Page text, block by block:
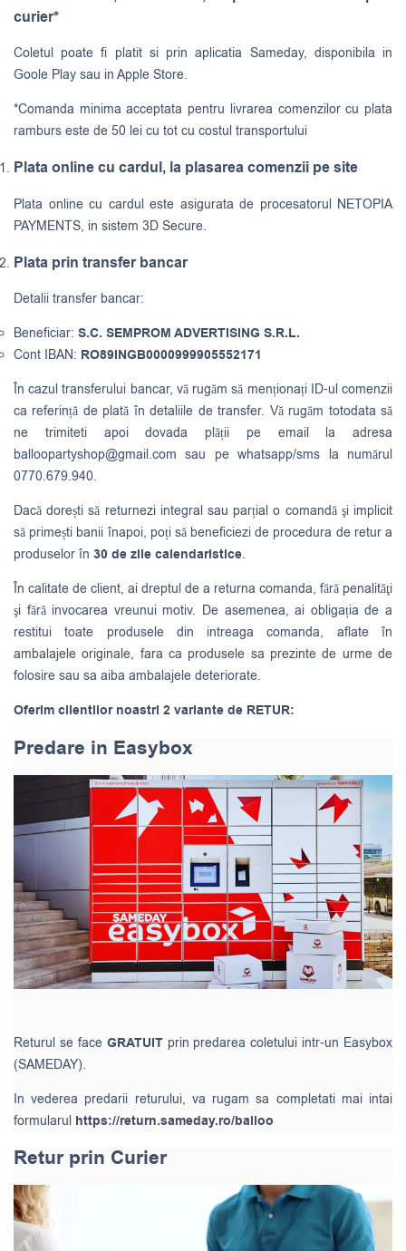
curier*
Coletul poate fi platit si prin aplicatia Sameday, disponibila in
Goole Play sau in Apple Store.
*Comanda minima acceptata pentru livrarea comenzilor cu plata
ramburs este de 50 lei cu tot cu costul transportului
Plata online cu cardul, la plasarea comenzii pe site
Plata online cu cardul este asigurata de procesatorul NETOPIA
PAYMENTS, in sistem 3D Secure.
Plata prin transfer bancar
Detalii transfer bancar:
Beneficiar: S.C. SEMPROM ADVERTISING S.R.L.
Cont IBAN: RO89INGB0000999905552171
În cazul transferului bancar, vă rugăm să menționați ID-ul comenzii
ca referință de plată în detaliile de transfer. Vă rugăm totodata să
ne trimiteti apoi dovada plății pe email la adresa
balloopartyshop@gmail.com sau pe whatsapp/sms la numărul
0770.679.940.
Dacă dorești să returnezi integral sau parțial o comandă şi implicit
să primești banii înapoi, poți să beneficiezi de procedura de retur a
produselor în 30 de zile calendaristice.
În calitate de client, ai dreptul de a returna comanda, fără penalităţi
şi fără invocarea vreunui motiv. De asemenea, ai obligația de a
restitui toate produsele din intreaga comanda, aflate în
ambalajele originale, fara ca produsele sa prezinte de urme de
folosire sau sa aiba ambalajele deteriorate.
Oferim clientilor noastri 2 variante de RETUR:
Predare in Easybox
Returul se face GRATUIT prin predarea coletului intr-un Easybox
(SAMEDAY).
In vederea predarii returului, va rugam sa completati mai intai
formularul https://return.sameday.ro/balloo
Retur prin Curier